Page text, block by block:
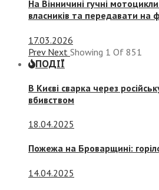
На Вінничині гучні
власників та передавати на
17.03.2026
Prev Next Showing 1 Of 851
ПОДІЇ
В Києві сварка через
вбивством
18.04.2025
Пожежа на Броварщині:
14.04.2025